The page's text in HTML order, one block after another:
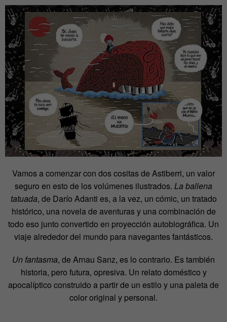
Vamos a comenzar con dos cositas de Astiberri, un valor
seguro en esto de los volúmenes ilustrados. La ballena
tatuada, de Darío Adanti es, a la vez, un cómic, un tratado
histórico, una novela de aventuras y una combinación de
todo eso junto convertido en proyección autobiográfica. Un
viaje alrededor del mundo para navegantes fantásticos.
Un fantasma, de Arnau Sanz, es lo contrario. Es también
historia, pero futura, opresiva. Un relato doméstico y
apocalíptico construido a partir de un estilo y una paleta de
color original y personal.